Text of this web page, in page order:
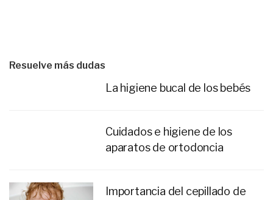
Resuelve más dudas
La higiene bucal de los bebés
Cuidados e higiene de los
aparatos de ortodoncia
Importancia del cepillado de